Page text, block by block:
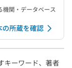
関・データベース
の所蔵を確認
キーワード、著者